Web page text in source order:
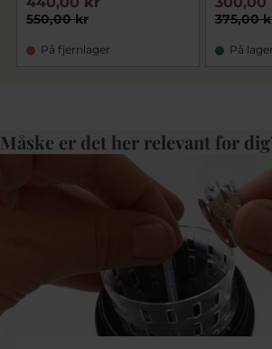
550,00 kr
På fjernlager
375,00
På lager
Måske er det her relevant for